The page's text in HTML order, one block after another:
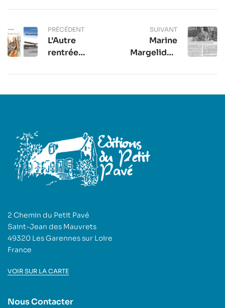
PRÉCÉDENT
L’Autre
rentrée
SUIVANT
Marine
Margelidon
grand-père
2 Chemin du Petit Pavé
Saint-Jean des Mauvrets
49320 Les Garennes sur Loire
France
VOIR SUR LA CARTE
Nous Contacter